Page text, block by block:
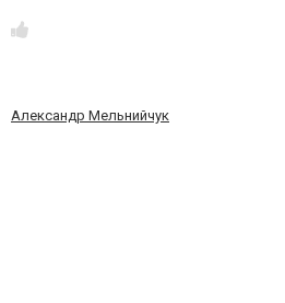
Александр Мельнийчук